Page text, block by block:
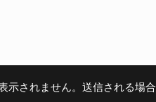
示されません。送信される場